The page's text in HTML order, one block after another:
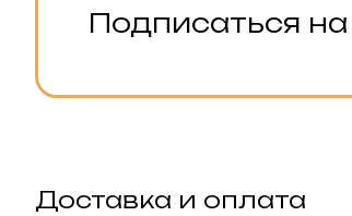
Подписаться
Доставка и оплата